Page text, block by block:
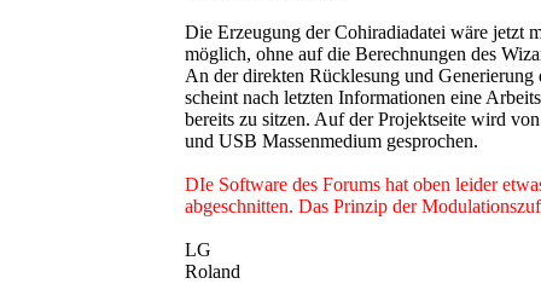
Die Erzeugung der Cohiradiadatei wäre jetzt
möglich, ohne auf die Berechnungen des
An der direkten Rücklesung und
scheint nach letzten Informationen eine
bereits zu sitzen. Auf der Projektseite wird
und USB Massenmedium gesprochen.
DIe Software des Forums hat oben leider
abgeschnitten. Das Prinzip der
LG
Roland